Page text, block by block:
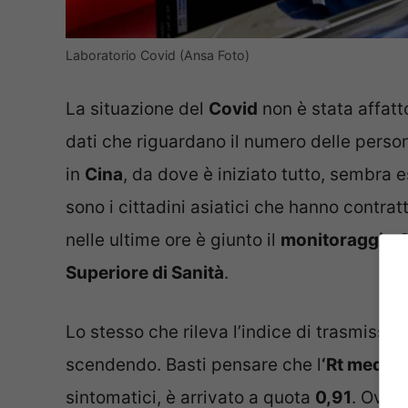
Laboratorio Covid (Ansa Foto)
La situazione del Covid non è stata
dati che riguardano il numero delle
in Cina, da dove è iniziato tutto, sembra
sono i cittadini asiatici che hanno
nelle ultime ore è giunto il monitoraggio
Superiore di Sanità.
Lo stesso che rileva l’indice di
scendendo. Basti pensare che l‘Rt
sintomatici, è arrivato a quota 0,91.